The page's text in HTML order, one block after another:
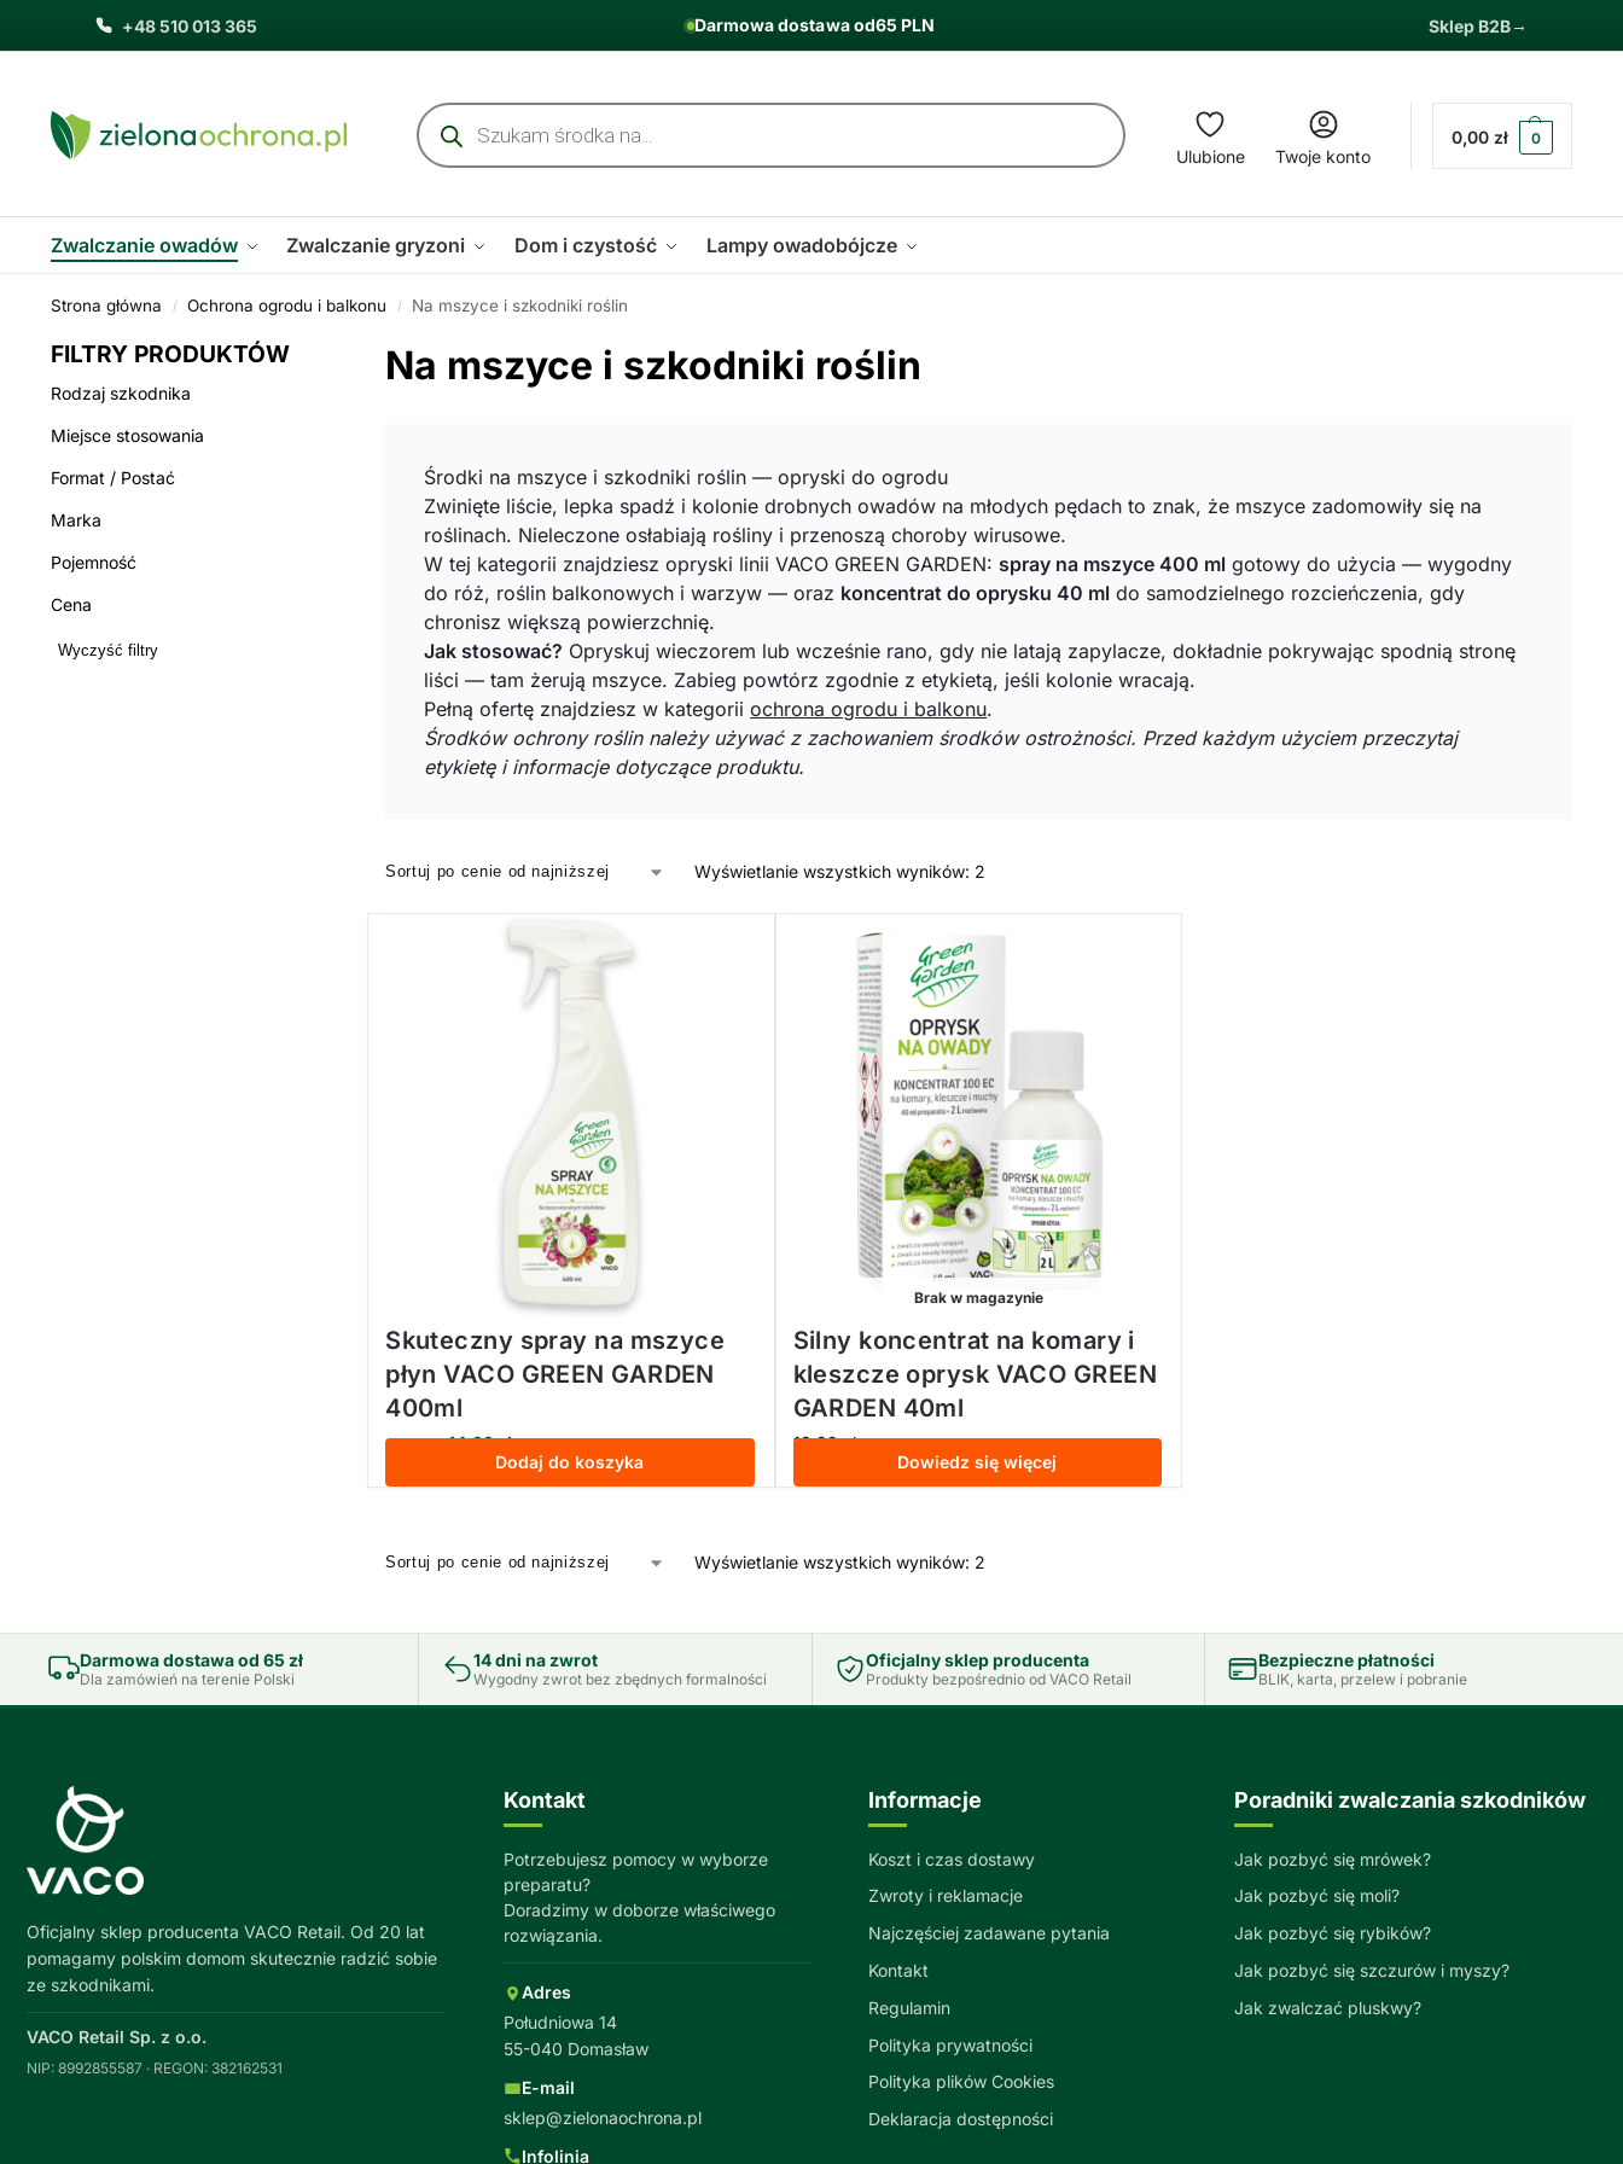
+48 510 013 365 Darmowa dostawa od65 PLN Sklep B2B
Ulubione Twoje konto
0,00 zł 0
Zwalczanie owadów Zwalczanie gryzoni Dom i czystość Lampy owadobójcze
Strona główna / Ochrona ogrodu i balkonu / Na mszyce i szkodniki roślin
Na mszyce i szkodniki roślin
Środki na mszyce i szkodniki roślin — opryski do ogrodu
Zwinięte liście, lepka spadź i kolonie drobnych owadów na młodych pędach to znak, że mszyce zadomowiły się na
roślinach. Nieleczone osłabiają rośliny i przenoszą choroby wirusowe.
W tej kategorii znajdziesz opryski linii VACO GREEN GARDEN: spray na mszyce 400 ml gotowy do użycia — wygodny
do róż, roślin balkonowych i warzyw — oraz koncentrat do oprysku 40 ml do samodzielnego rozcieńczenia, gdy
chronisz większą powierzchnię.
Jak stosować? Opryskuj wieczorem lub wcześnie rano, gdy nie latają zapylacze, dokładnie pokrywając spodnią stronę
liści — tam żerują mszyce. Zabieg powtórz zgodnie z etykietą, jeśli kolonie wracają.
Pełną ofertę znajdziesz w kategoriiochrona ogrodu i balkonu.
Środków ochrony roślin należy używać z zachowaniem środków ostrożności. Przed każdym użyciem przeczytaj
etykietę i informacje dotyczące produktu.
Wyświetlanie wszystkich wyników: 2
Skuteczny spray na mszyce
płyn VACO GREEN GARDEN
400ml
15,00zł 14,99zł
Dodaj do koszyka
Brak w magazynie
Silny koncentrat na komary i
kleszcze oprysk VACO GREEN
GARDEN 40ml
18,99zł
Dowiedz się więcej
Wyświetlanie wszystkich wyników: 2
FILTRY PRODUKTÓW
Rodzaj szkodnika
Miejsce stosowania
Format / Postać
Marka
Pojemność
Cena
Wyczyść filtry
Darmowa dostawa od 65 zł
Dla zamówień na terenie Polski
14 dni na zwrot
Wygodny zwrot bez zbędnych formalności
Oficjalny sklep producenta
Produkty bezpośrednio od VACO Retail
Bezpieczne płatności
BLIK, karta, przelew i pobranie
Oficjalny sklep producenta VACO Retail. Od 20 lat
pomagamy polskim domom skutecznie radzić sobie
ze szkodnikami.
VACO Retail Sp. z o.o.
NIP: 8992855587 · REGON: 382162531
Kontakt
Potrzebujesz pomocy w wyborze
preparatu?
Doradzimy w doborze właściwego
rozwiązania.
Adres
Południowa 14
55-040 Domasław
E-mail
sklep@zielonaochrona.pl
Infolinia
Informacje
Koszt i czas dostawy
Zwroty i reklamacje
Najczęściej zadawane pytania
Kontakt
Regulamin
Polityka prywatności
Polityka plików Cookies
Deklaracja dostępności
Poradniki zwalczania szkodników
Jak pozbyć się mrówek?
Jak pozbyć się moli?
Jak pozbyć się rybików?
Jak pozbyć się szczurów i myszy?
Jak zwalczać pluskwy?